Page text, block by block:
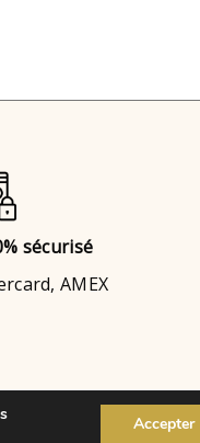
sécurisé
AMEX
Accepter